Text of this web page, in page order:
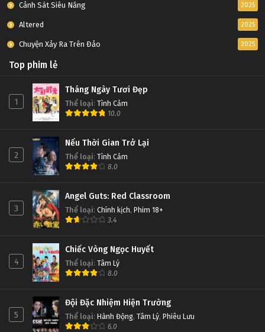
Cảnh Sát Siêu Năng 2025
Altered 2025
Chuyện Xảy Ra Trên Đảo 2025
Top phim lẻ
1
Tháng Ngày Tươi Đẹp
Thể loại: Tình Cảm
10.0
2
Nếu Thời Gian Trở Lại
Thể loại: Tình Cảm
8.0
3
Angel Guts: Red Classroom
Thể loại: Chính kịch, Phim 18+
3.4
4
Chiếc Vòng Ngọc Huyết
Thể loại: Tâm Lý
8.0
5
Đội Đặc Nhiệm Hiện Trường
Thể loại: Hành Động, Tâm Lý, Phiêu Lưu
6.0